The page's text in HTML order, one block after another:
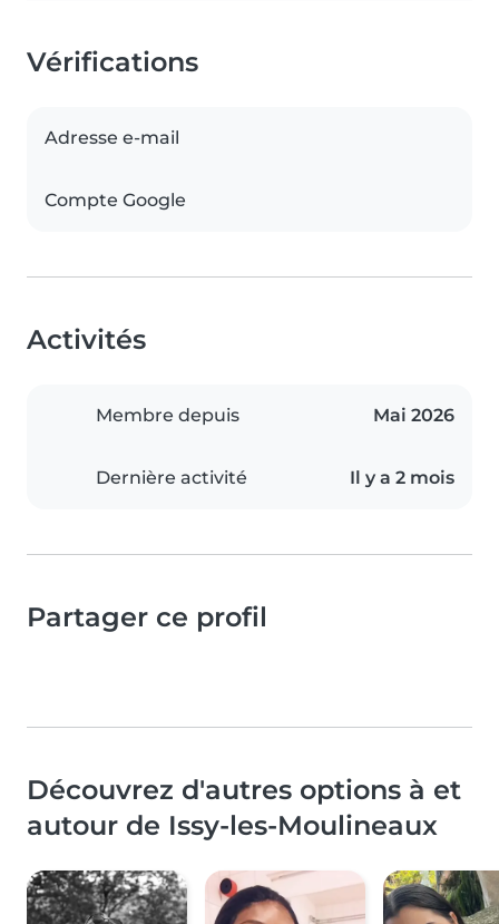
Vérifications
Adresse e-mail
Compte Google
Activités
Membre depuis Mai 2026
Dernière activité Il y a 2 mois
Partager ce profil
Découvrez d'autres options à et
autour de Issy-les-Moulineaux